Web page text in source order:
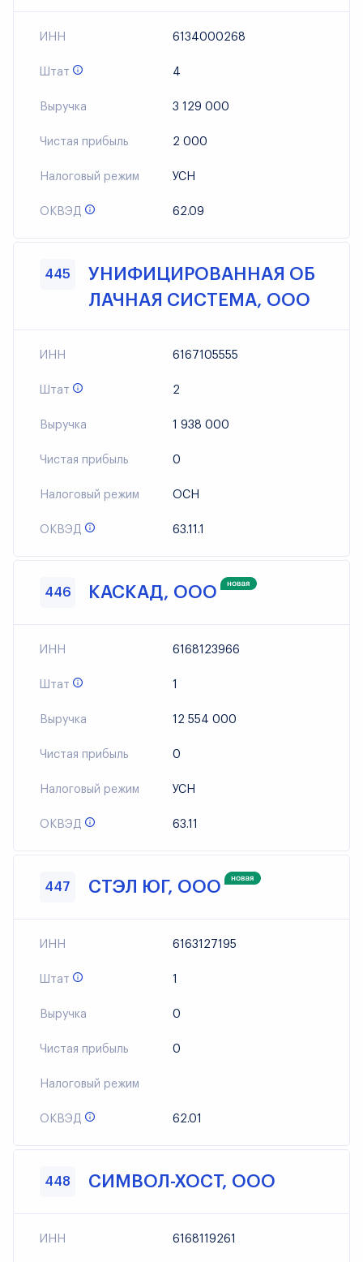
ИНН 6134000268
Штат 4
Выручка 3 129 000
Чистая прибыль 2 000
Налоговый режим УСН
ОКВЭД 62.09
445
УНИФИЦИРОВАННАЯ ОБ
ЛАЧНАЯ СИСТЕМА, ООО
ИНН 6167105555
Штат 2
Выручка 1 938 000
Чистая прибыль 0
Налоговый режим ОСН
ОКВЭД 63.11.1
446 КАСКАД, ООО
ИНН 6168123966
Штат 1
Выручка 12 554 000
Чистая прибыль 0
Налоговый режим УСН
ОКВЭД 63.11
447 СТЭЛ ЮГ, ООО
ИНН 6163127195
Штат 1
Выручка 0
Чистая прибыль 0
Налоговый режим
ОКВЭД 62.01
448 СИМВОЛ-ХОСТ, ООО
ИНН 6168119261